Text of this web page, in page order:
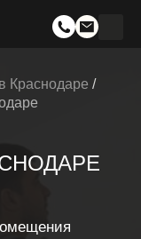
Краснодаре /